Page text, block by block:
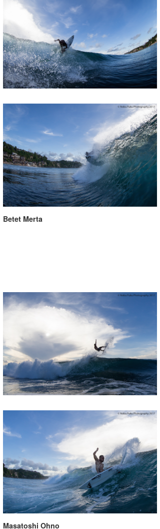
Betet Merta
Masatoshi Ohno